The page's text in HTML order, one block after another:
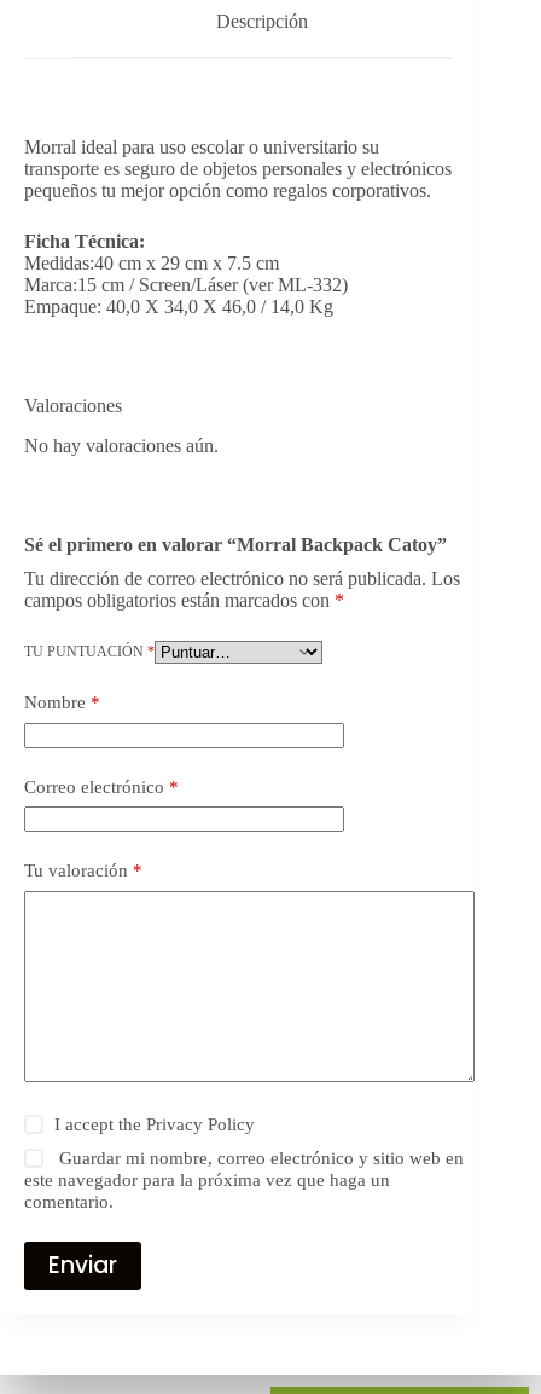
Descripción
Morral ideal para uso escolar o universitario su
transporte es seguro de objetos personales y electrónicos
pequeños tu mejor opción como regalos corporativos.
Ficha Técnica:
Medidas:40 cm x 29 cm x 7.5 cm
Marca:15 cm / Screen/Láser (ver ML-332)
Empaque: 40,0 X 34,0 X 46,0 / 14,0 Kg
Valoraciones
No hay valoraciones aún.
Sé el primero en valorar “Morral Backpack Catoy”
Tu dirección de correo electrónico no será publicada. Los
campos obligatorios están marcados con *
TU PUNTUACIÓN *
Nombre *
Correo electrónico *
Tu valoración *
I accept thePrivacy Policy
Guardar mi nombre, correo electrónico y sitio web en
este navegador para la próxima vez que haga un
comentario.
Enviar